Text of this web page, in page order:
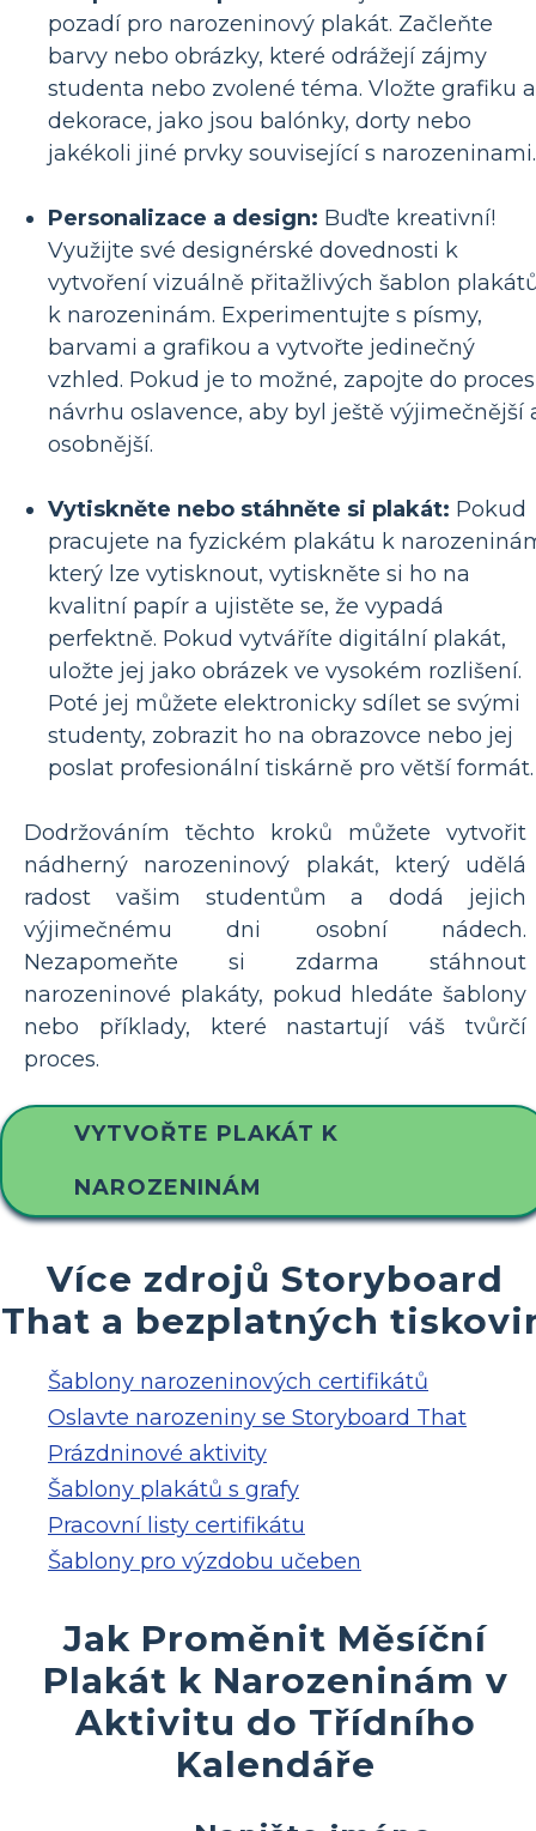
pozadí pro narozeninový plakát. Začleňte
barvy nebo obrázky, které odrážejí zájmy
studenta nebo zvolené téma. Vložte grafiku a
dekorace, jako jsou balónky, dorty nebo
jakékoli jiné prvky související s narozeninami.
Personalizace a design: Buďte kreativní!
Využijte své designérské dovednosti k
vytvoření vizuálně přitažlivých šablon
k narozeninám. Experimentujte s písmy,
barvami a grafikou a vytvořte jedinečný
vzhled. Pokud je to možné, zapojte do
návrhu oslavence, aby byl ještě výjimečnější
osobnější.
Vytiskněte nebo stáhněte si plakát: Pokud
pracujete na fyzickém plakátu k
který lze vytisknout, vytiskněte si ho na
kvalitní papír a ujistěte se, že vypadá
perfektně. Pokud vytváříte digitální plakát,
uložte jej jako obrázek ve vysokém rozlišení.
Poté jej můžete elektronicky sdílet se svými
studenty, zobrazit ho na obrazovce nebo jej
poslat profesionální tiskárně pro větší formát.
Dodržováním těchto kroků můžete vytvořit
nádherný narozeninový plakát, který udělá
radost vašim studentům a dodá jejich
výjimečnému dni osobní nádech.
Nezapomeňte si zdarma stáhnout
narozeninové plakáty, pokud hledáte šablony
nebo příklady, které nastartují váš tvůrčí
proces.
VYTVOŘTE PLAKÁT K
NAROZENINÁM
Více zdrojů Storyboard
That a bezplatných
Šablony narozeninových certifikátů
Oslavte narozeniny se Storyboard That
Prázdninové aktivity
Šablony plakátů s grafy
Pracovní listy certifikátu
Šablony pro výzdobu učeben
Jak Proměnit Měsíční
Plakát k Narozeninám v
Aktivitu do Třídního
Kalendáře